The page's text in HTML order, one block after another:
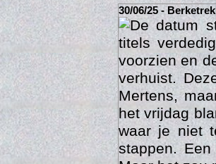
30/06/25 -
De datum
titels
voorzien en
verhuist.
Mertens,
het vrijdag
waar je niet